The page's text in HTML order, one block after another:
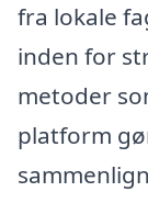
fra lokale
inden for
metoder
platform